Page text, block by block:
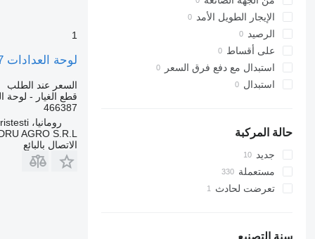
Tourismo
Travego
Unimog
V-Class
Vario
Midliner
Midlum
Premium
Sandero
Scenic
Trafic
Zoe
SD
Terberg
V40
V60
V90
XC
الإيجار الطويل الأمد
الرصيد
على أقساط
استبدال مع دفع فرق السعر
استبدال
حالة المركبة
جديد
مستعملة
تعرضت لحادث
1
لوحة العدادات Modul de Control Încălzitor 466387 لـ الشاحنات Webasto Volvo
السعر عند الطلب
قطع الغيار - لوحة
466387
رومانيا، Cristesti
AGRO S.R.L.
الاتصال بالبائع